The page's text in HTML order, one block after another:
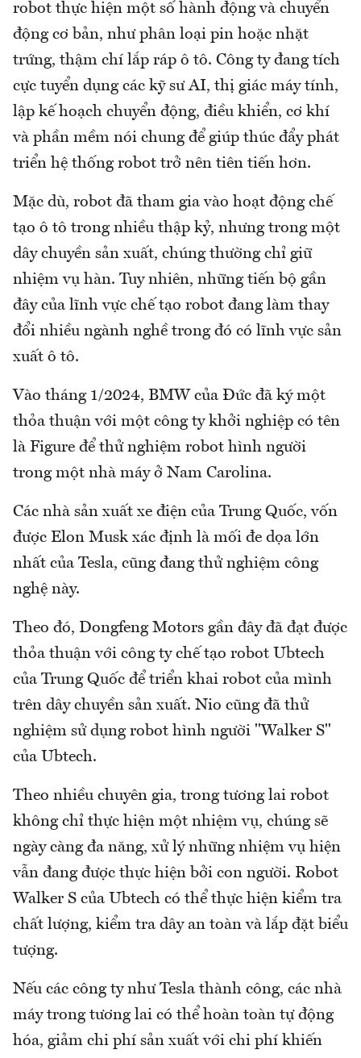
robot thực hiện một số hành động và chuyển
động cơ bản, như phân loại pin hoặc nhặt
trứng, thậm chí lắp ráp ô tô. Công ty đang tích
cực tuyển dụng các kỹ sư AI, thị giác máy tính,
lập kế hoạch chuyển động, điều khiển, cơ khí
và phần mềm nói chung để giúp thúc đẩy phát
triển hệ thống robot trở nên tiên tiến hơn.
Mặc dù, robot đã tham gia vào hoạt động chế
tạo ô tô trong nhiều thập kỷ, nhưng trong một
dây chuyền sản xuất, chúng thường chỉ giữ
nhiệm vụ hàn. Tuy nhiên, những tiến bộ gần
đây của lĩnh vực chế tạo robot đang làm thay
đổi nhiều ngành nghề trong đó có lĩnh vực sản
xuất ô tô.
Vào tháng 1/2024, BMW của Đức đã ký một
thỏa thuận với một công ty khởi nghiệp có tên
là Figure để thử nghiệm robot hình người
trong một nhà máy ở Nam Carolina.
Các nhà sản xuất xe điện của Trung Quốc, vốn
được Elon Musk xác định là mối đe dọa lớn
nhất của Tesla, cũng đang thử nghiệm công
nghệ này.
Theo đó, Dongfeng Motors gần đây đã đạt được
thỏa thuận với công ty chế tạo robot Ubtech
của Trung Quốc để triển khai robot của mình
trên dây chuyền sản xuất. Nio cũng đã thử
nghiệm sử dụng robot hình người "Walker S"
của Ubtech.
Theo nhiều chuyên gia, trong tương lai robot
không chỉ thực hiện một nhiệm vụ, chúng sẽ
ngày càng đa năng, xử lý những nhiệm vụ hiện
vẫn đang được thực hiện bởi con người. Robot
Walker S của Ubtech có thể thực hiện kiểm tra
chất lượng, kiểm tra dây an toàn và lắp đặt biểu
tượng.
Nếu các công ty như Tesla thành công, các nhà
máy trong tương lai có thể hoàn toàn tự động
hóa, giảm chi phí sản xuất với chi phí khiến